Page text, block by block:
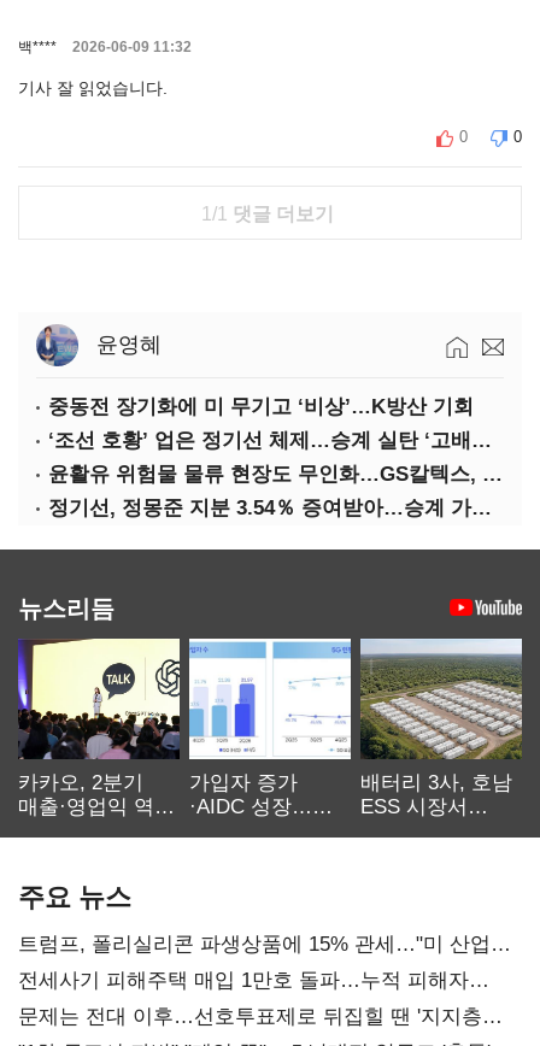
백**** 2026-06-09 11:32
기사 잘 읽었습니다.
0 0
1/1 댓글 더보기
윤영혜
중동전 장기화에 미 무기고 ‘비상’…K방산 기회
‘조선 호황’ 업은 정기선 체제…승계 실탄 ‘고배당’ 주목
윤활유 위험물 물류 현장도 무인화…GS칼텍스, 디지털 전환 가속
정기선, 정몽준 지분 3.54％ 증여받아…승계 가속화
뉴스리듬
카카오, 2분기
매출·영업익 역대
가입자 증가
·AIDC 성장…
배터리 3사, 호남
ESS 시장서
주요 뉴스
트럼프, 폴리실리콘 파생상품에 15% 관세…"미 산업
재건"
전세사기 피해주택 매입 1만호 돌파…누적 피해자
4만278명
문제는 전대 이후…선호투표제로 뒤집힐 땐 '지지층